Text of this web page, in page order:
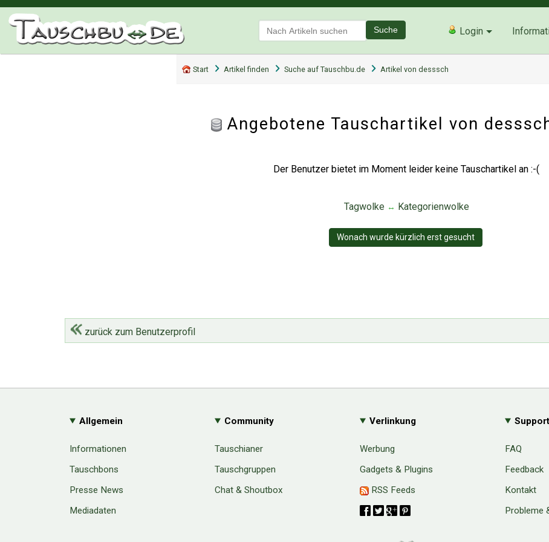
Suche Login
Start Artikel finden Suche auf Tauschbu.de Artikel von desssch
Angebotene Tauschartikel von
Der Benutzer bietet im Moment leider keine Tauschartikel an :-(
Tagwolke ↔ Kategorienwolke
Wonach wurde kürzlich erst gesucht
zurück zum Benutzerprofil
Allgemein
Informationen
Tauschbons
Presse News
Mediadaten
Community
Tauschianer
Tauschgruppen
Chat & Shoutbox
Verlinkung
Werbung
Gadgets & Plugins
RSS Feeds
Support
FAQ
Feedback
Kontakt
Probleme